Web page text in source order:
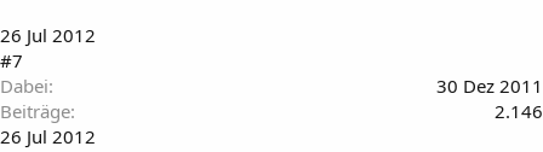
26 Jul 2012
#7
Dabei
30 Dez 2011
Beiträge
2.146
26 Jul 2012